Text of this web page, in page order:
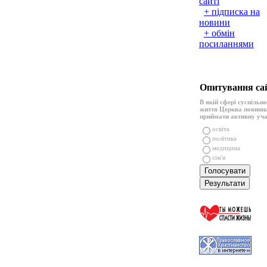
+ підписка на
новини
+ обмін
посиланнями
Опитування
В якій сфері
життя Церква
приймати активну
освіта
політика
медицина
сім'я